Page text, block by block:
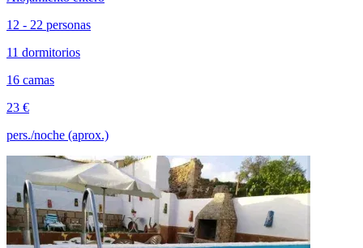
12 - 22 personas
11 dormitorios
16 camas
23 €
pers./noche (aprox.)